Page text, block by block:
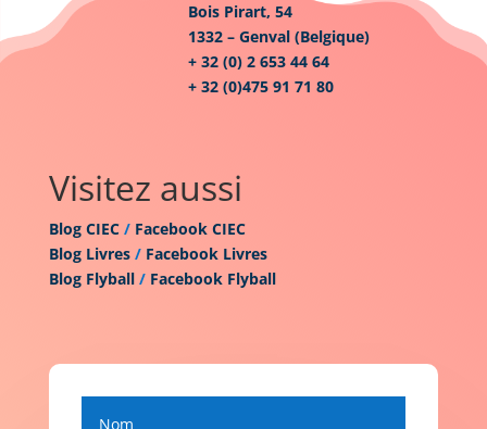
Bois Pirart, 54
1332 – Genval (Belgique)
+ 32 (0) 2 653 44 64
+ 32 (0)475 91 71 80
Visitez aussi
Blog CIEC/ Facebook CIEC
Blog Livres/ Facebook Livres
Blog Flyball/ Facebook Flyball